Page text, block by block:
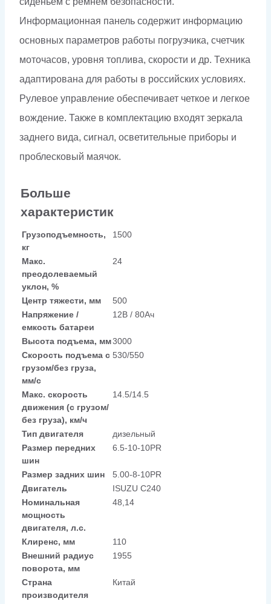
Информационная панель содержит информацию
основных параметров работы погрузчика, счетчик
моточасов, уровня топлива, скорости и др. Техника
адаптирована для работы в российских условиях.
Рулевое управление обеспечивает четкое и легкое
вождение. Также в комплектацию входят зеркала
заднего вида, сигнал, осветительные приборы и
проблесковый маячок.
Больше
характеристик
Грузоподъемность,
кг
1500
Макс.
преодолеваемый
уклон, %
24
Центр тяжести, мм
500
Напряжение /
емкость батареи
12В / 80Ач
Высота подъема, мм3000
Скорость подъема с
грузом/без груза,
мм/с
530/550
Макс. скорость
движения (с грузом/
без груза), км/ч
14.5/14.5
Тип двигателя
дизельный
Размер передних
шин
6.5-10-10PR
Размер задних шин
5.00-8-10PR
Двигатель
ISUZU C240
Номинальная
мощность
двигателя, л.с.
48,14
Клиренс, мм
110
Внешний радиус
поворота, мм
1955
Страна
производителя
Китай